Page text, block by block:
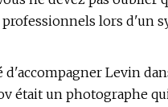
lors d'un
Levin
était un photographe